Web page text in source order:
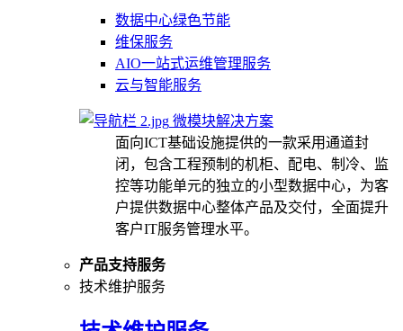
数据中心绿色节能
维保服务
AIO一站式运维管理服务
云与智能服务
微模块解决方案
面向ICT基础设施提供的一款采用通道封
闭，包含工程预制的机柜、配电、制冷、监
控等功能单元的独立的小型数据中心，为客
户提供数据中心整体产品及交付，全面提升
客户IT服务管理水平。
产品支持服务
技术维护服务